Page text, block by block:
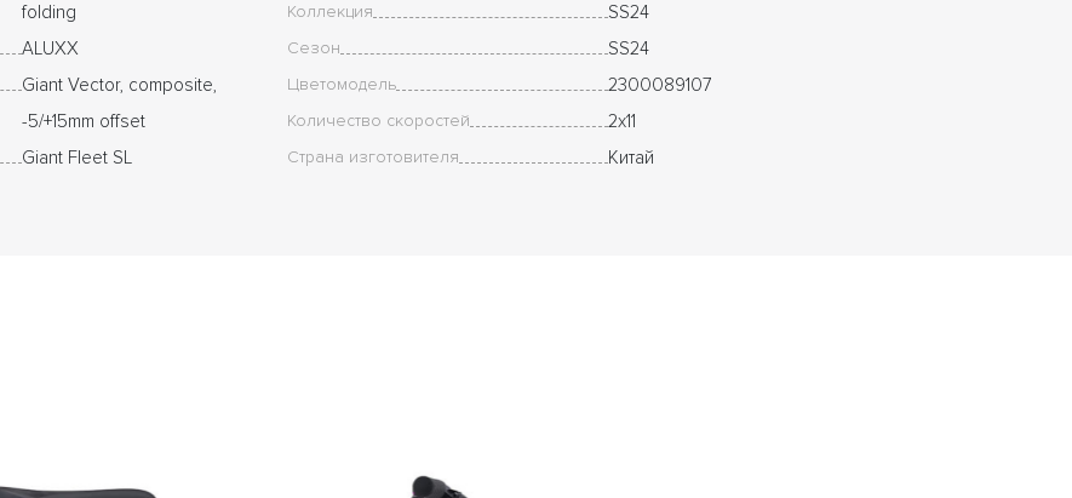
folding
ALUXX
Giant Vector, composite,
-5/+15mm offset
Giant Fleet SL
Коллекция SS24
Сезон SS24
Цветомодель 2300089107
Количество скоростей 2x11
Страна изготовителя Китай